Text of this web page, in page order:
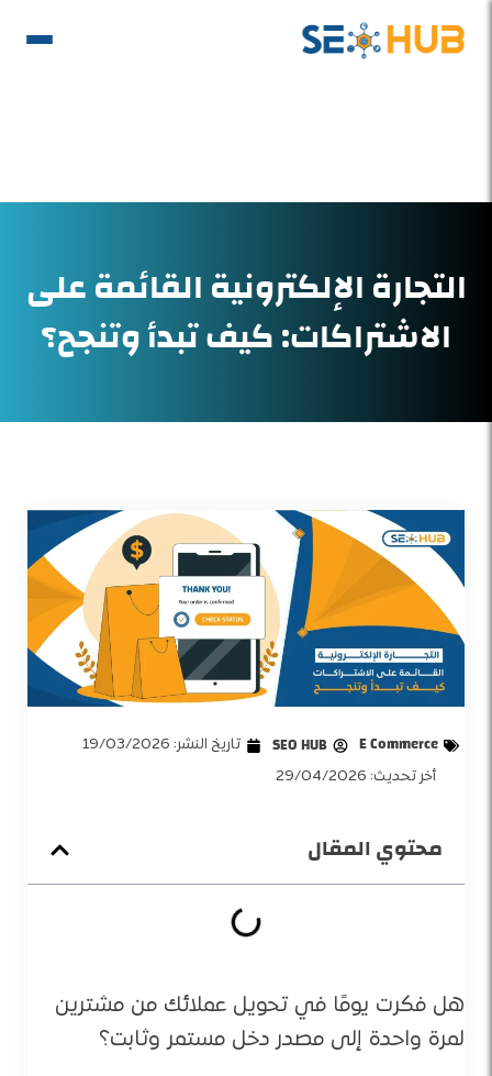
التجارة الإلكترونية القائمة على
الاشتراكات: كيف تبدأ وتنجح؟
E Commerce
SEO HUB تاريخ النشر: 19/03/2026
أخر تحديث: 29/04/2026
محتوي المقال
هل فكرت يومًا في تحويل عملائك من مشترين
لمرة واحدة إلى مصدر دخل مستمر وثابت؟